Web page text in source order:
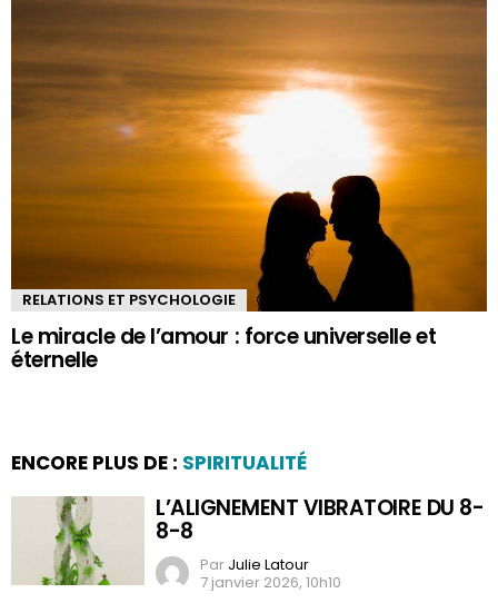
RELATIONS ET PSYCHOLOGIE
Le miracle de l’amour : force universelle et
éternelle
ENCORE PLUS DE : SPIRITUALITÉ
L’ALIGNEMENT VIBRATOIRE DU 8-
8-8
Par Julie Latour
7 janvier 2026, 10h10